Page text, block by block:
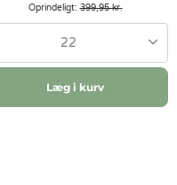
Oprindeligt:399,95 kr.
22
Læg i kurv